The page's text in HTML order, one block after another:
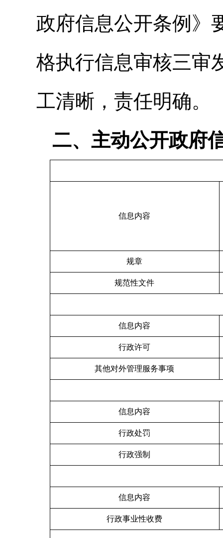
政府信息公开条例》
格执行信息审核三审
工清晰，责任明确。
二、主动公开政府
信息内容
规章
规范性文件
信息内容
行政许可
其他对外管理服务事项
信息内容
行政处罚
行政强制
信息内容
行政事业性收费